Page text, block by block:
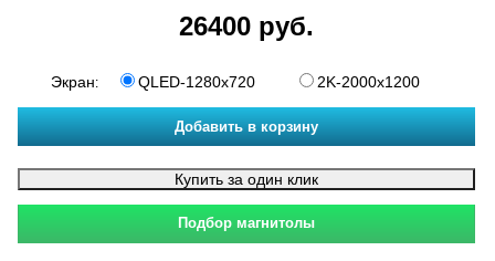
26400 руб.
Экран: QLED-1280x720 2K-2000x1200